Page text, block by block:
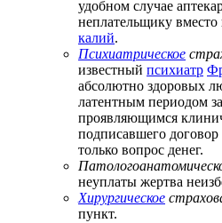
удобном случае
неплательщику вместо
калий.
Психиатрическое
известный психиатр
абсолютно здоровых
латентным периодом
проявляющимся
подписавшего
только вопрос денег.
неуплаты жертва
Хирургическое
пункт.